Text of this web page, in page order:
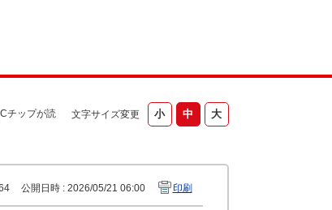
文字サイズ変更
チップが読
公開日時 : 2026/05/21 06:00 印刷